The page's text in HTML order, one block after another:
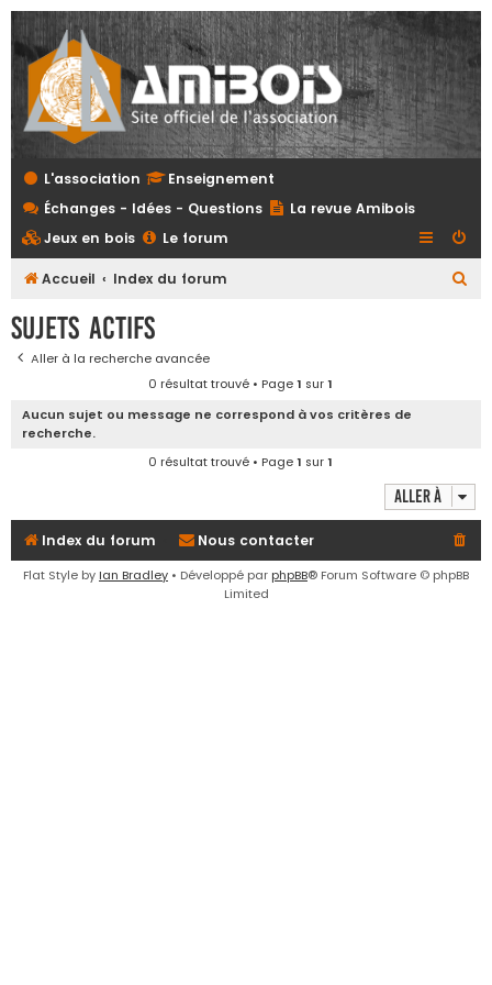
L'association
Enseignement
Échanges - Idées - Questions
La revue Amibois
Jeux en bois
Le forum
Accueil Index du forum
e
Sujets actifs
Aller à la recherche avancée
0 résultat trouvé • Page1 sur1
Aucun sujet ou message ne correspond à vos critères de
recherche.
0 résultat trouvé • Page1 sur1
Aller à
Index du forum Nous contacter
Flat Style by Ian Bradley • Développé par phpBB® Forum Software © phpBB
Limited